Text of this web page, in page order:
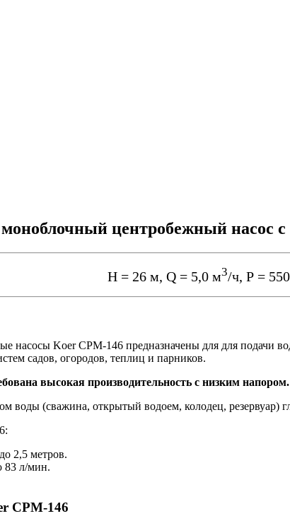
центробежный насос
Н = 26 м, Q = 5,0 м3/ч, Р =
насосы Koer CPM-146 предназначены для для подачи
садов, огородов, теплиц и парников.
высокая производительность с низким напором.
воды (сважина, открытый водоем, колодец, резервуар)
2,5 метров.
83 л/мин.
CPM-146